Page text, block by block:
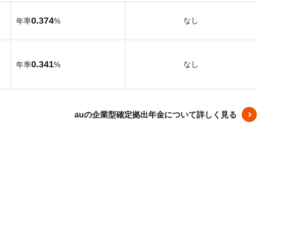
年率0.374% なし
年率0.341% なし
auの企業型確定拠出年金について詳しく見る